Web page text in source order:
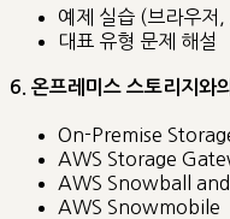
예제 실습 (브라우저,
대표 유형 문제 해설
6. 온프레미스 스토리지와
On-Premise
AWS Storage
AWS Snowball
AWS Snowmobile